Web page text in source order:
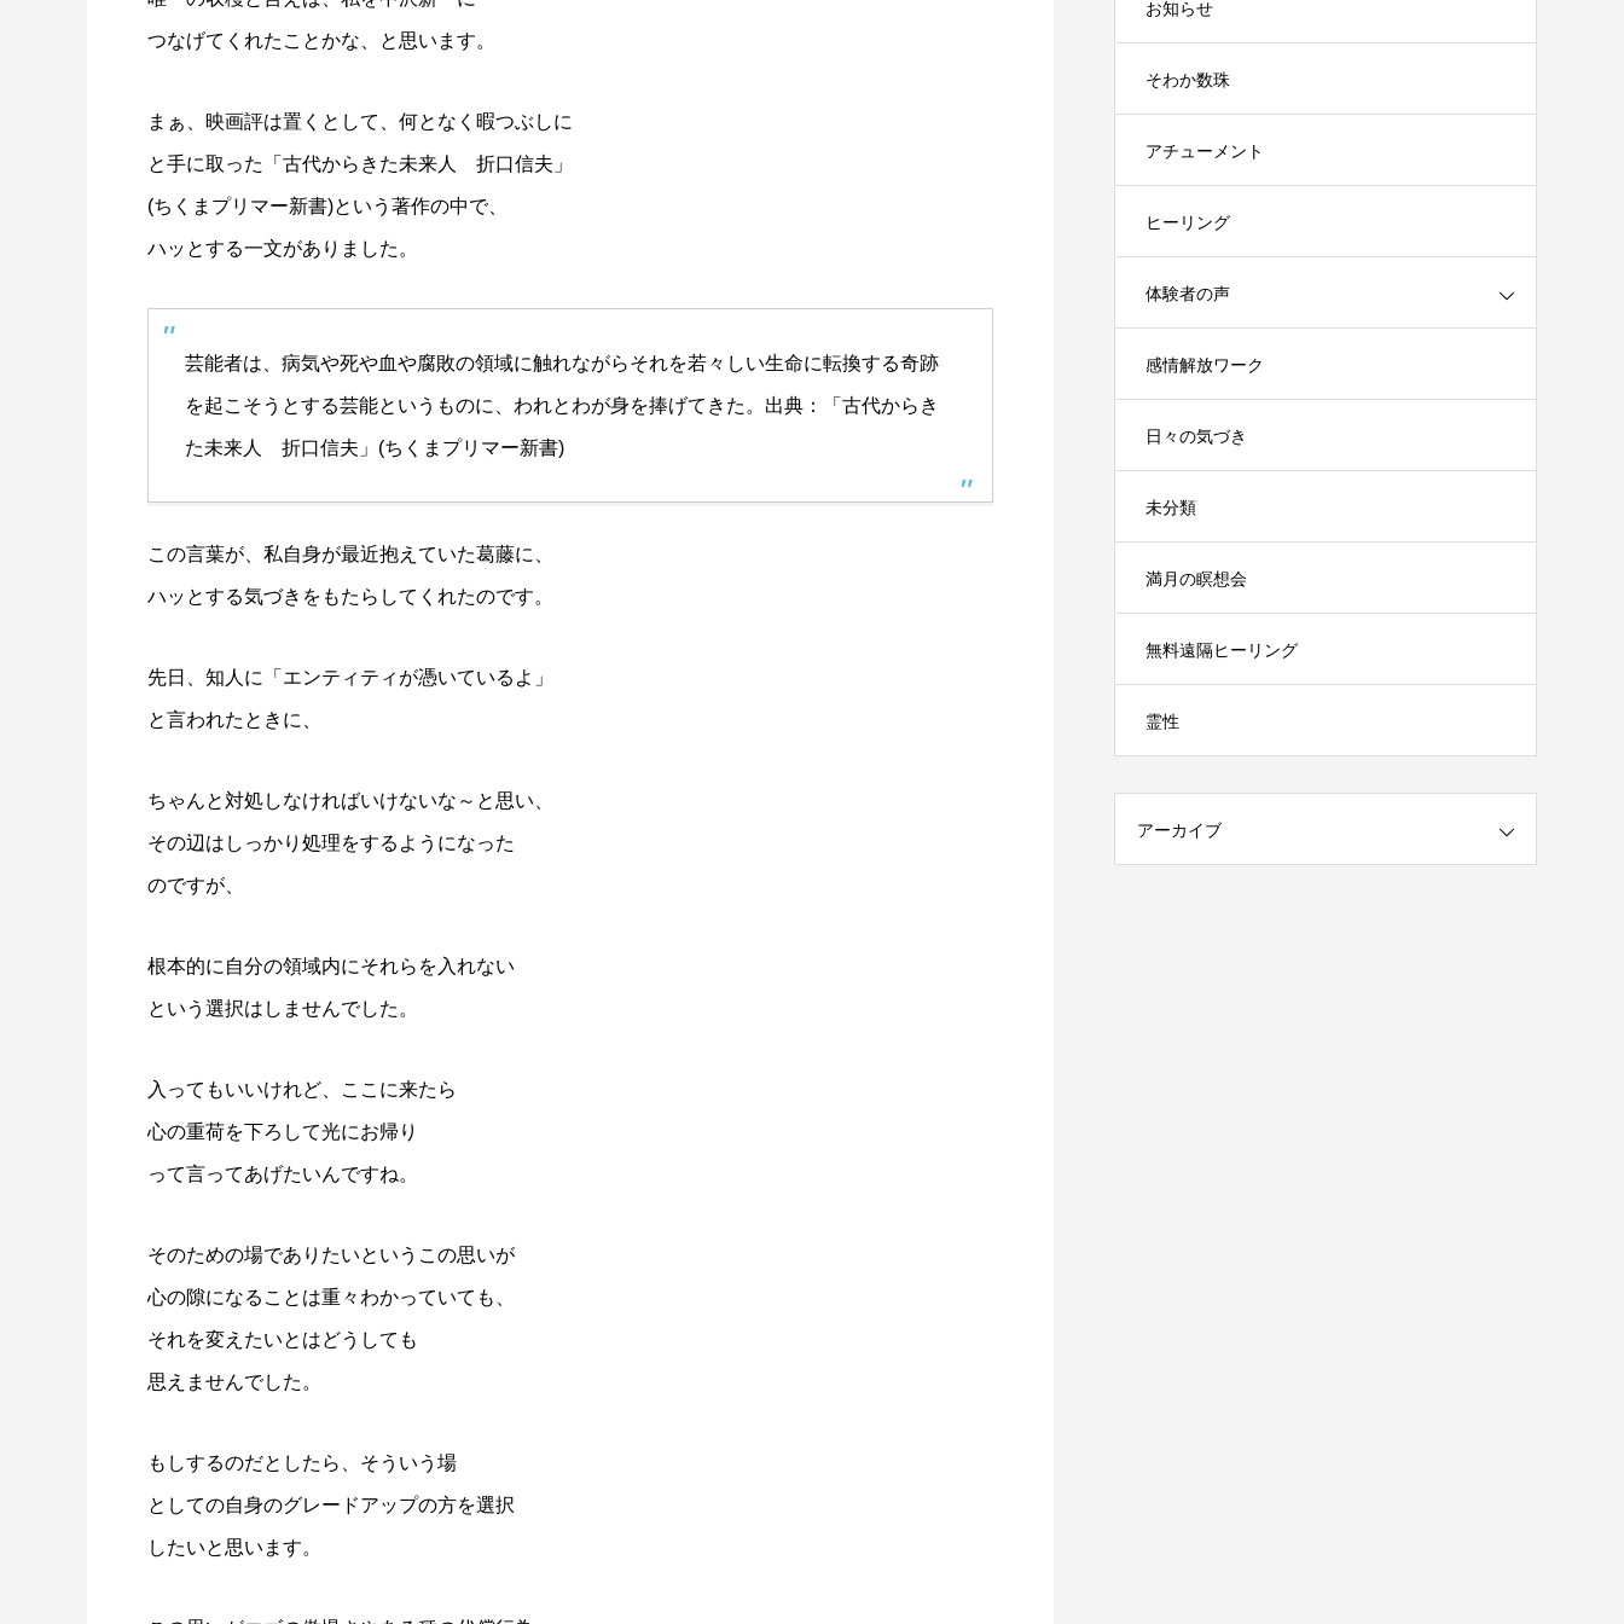
つなげてくれたことかな、と思います。
まぁ、映画評は置くとして、何となく暇つぶしに
と手に取った「 古代からきた未来人 折口信夫 」
(ちくまプリマー新書)という著作の中で、
ハッとする一文がありました。
芸能者は、病気や死や血や腐敗の領域に触れながらそれを若々しい生命に転換する奇跡
を起こそうとする芸能というものに、われとわが身を捧げてきた。出典：「 古代からき
た未来人 折口信夫 」(ちくまプリマー新書)
この言葉が、私自身が最近抱えていた葛藤に、
ハッとする気づきをもたらしてくれたのです。
先日、知人に「エンティティが憑いているよ」
と言われたときに、
ちゃんと対処しなければいけないな～と思い、
その辺はしっかり処理をするようになった
のですが、
根本的に自分の領域内にそれらを入れない
という選択はしませんでした。
入ってもいいけれど、ここに来たら
心の重荷を下ろして光にお帰り
って言ってあげたいんですね。
そのための場でありたいというこの思いが
心の隙になることは重々わかっていても、
それを変えたいとはどうしても
思えませんでした。
もしするのだとしたら、そういう場
としての自身のグレードアップの方を選択
したいと思います。
お知らせ
そわか数珠
アチューメント
ヒーリング
体験者の声
感情解放ワーク
日々の気づき
未分類
満月の瞑想会
無料遠隔ヒーリング
霊性
アーカイブ